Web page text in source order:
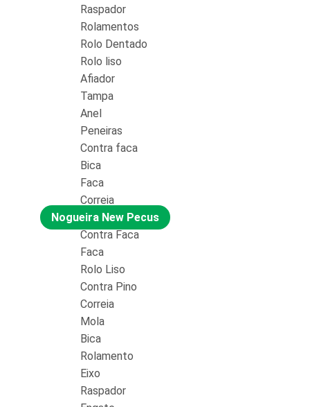
Raspador
Rolamentos
Rolo Dentado
Rolo liso
Afiador
Tampa
Anel
Peneiras
Contra faca
Bica
Faca
Correia
Nogueira New Pecus
Contra Faca
Faca
Rolo Liso
Contra Pino
Correia
Mola
Bica
Rolamento
Eixo
Raspador